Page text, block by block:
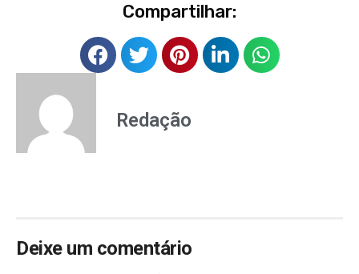
Compartilhar:
Redação
Deixe um comentário